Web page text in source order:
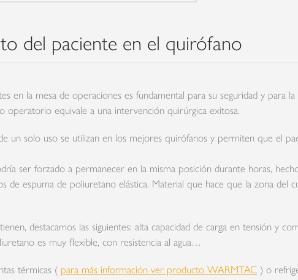
del paciente en el quirófano
en la mesa de operaciones es fundamental para su seguridad y para
operatorio equivale a una intervención quirúrgica exitosa.
un solo uso se utilizan en los mejores quirófanos y permiten que el
ser forzado a permanecer en la misma posición durante horas,
de espuma de poliuretano elástica. Material que hace que la zona
destacamos las siguientes: alta capacidad de carga en tensión y
es muy flexible, con resistencia al agua…
térmicas ( para más información ver producto WARMTAC ) o